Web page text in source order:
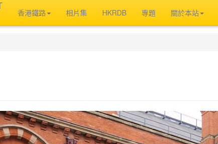
香港鐵路 相片集 HKRDB 專題 關於本站